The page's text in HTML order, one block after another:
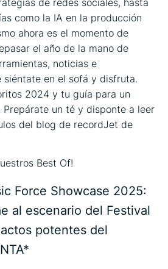
como la IA en la producción
ahora es el momento de
el año de la mano de
noticias e
siéntate en el sofá y disfruta.
2024 y tu guía para un
Prepárate un té y disponte a leer
del blog de recordJet de
Best Of!
Force Showcase 2025:
al escenario del Festival
potentes del